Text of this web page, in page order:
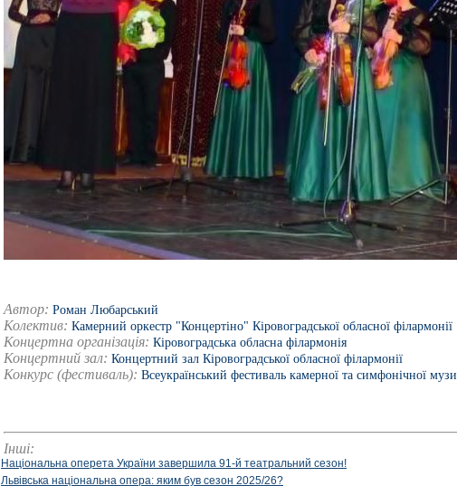
Автор: Роман Любарський
Колектив: Камерний оркестр "Концертіно" Кіровоградської обласної філармонії
Концертна організація: Кіровоградська обласна філармонія
Концертний зал: Концертний зал Кіровоградської обласної філармонії
Конкурс (фестиваль): Всеукраїнський фестиваль камерної та симфонічної
Інші:
Національна оперета України завершила 91-й театральний сезон!
Львівська національна опера: яким був сезон 2025/26?